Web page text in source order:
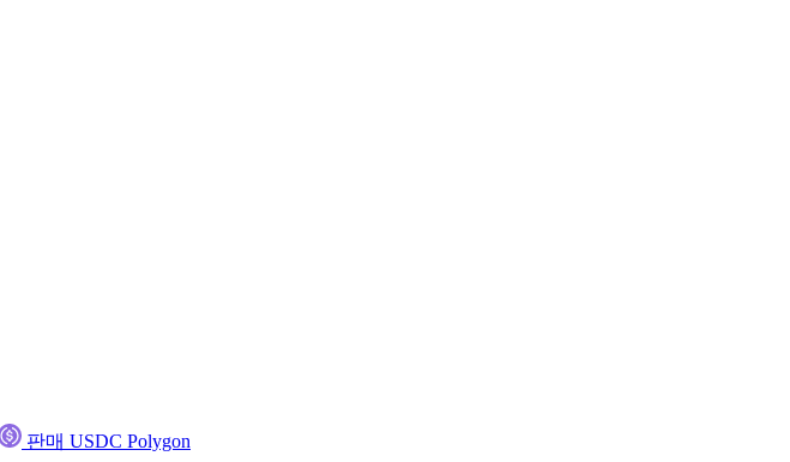
판매 USDC Polygon